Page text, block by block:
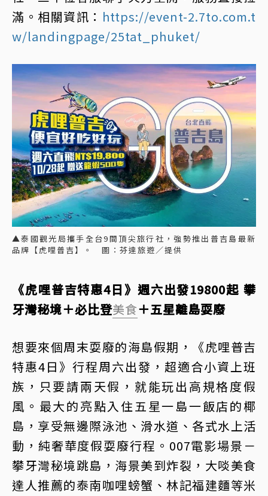
滿。相關資訊： https://event-2.7to.com.t
w/landingpage/25tat_phuket/
▲泰國觀光局攜手全台9間頂尖旅行社，強勢推出普吉島最新
品牌【虎哩普吉】。 圖：芬達旅遊／提供
《虎哩普吉特惠4日》週六出發19800起 攀
牙灣秘境＋必比登美食＋五星離島耍廢
想要來個周末耍廢的海島假期，《虎哩普吉
特惠4日》行程周六出發，超適合小資上班
族，只要請兩天假，就能玩出高規格度假
風。最大的亮點入住五星一島一飯店的椰
島，享受無邊際泳池、滑水道、各式水上活
動，純奢華度假耍廢行程。007電影場景－
攀牙灣秘境跳島，海景美到炸裂，大啖美食
達人推薦的泰南咖哩螃蟹、林記福建麵等米